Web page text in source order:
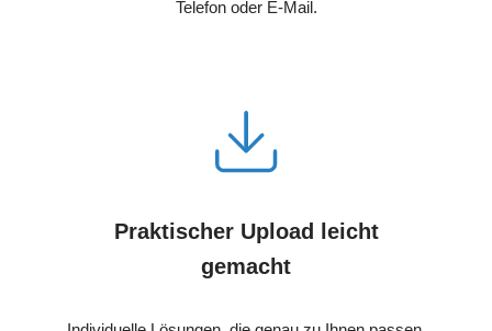
Telefon oder E-Mail.
Praktischer Upload leicht
gemacht